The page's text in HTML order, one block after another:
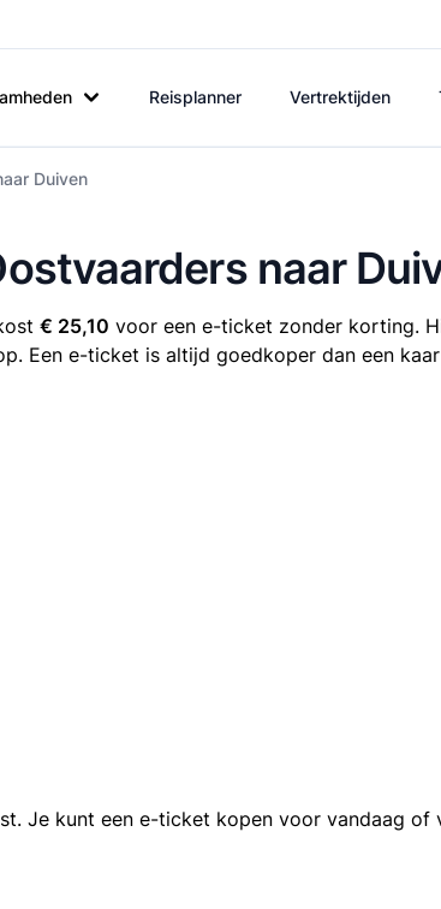
Reisplanner Vertrektijden
Duiven
naar
€ 25,10 voor een e-ticket zonder korting.
Een e-ticket is altijd goedkoper dan een
Je kunt een e-ticket kopen voor vandaag